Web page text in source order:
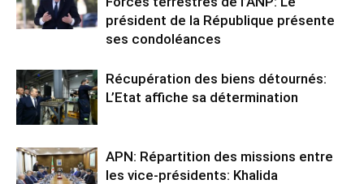
président de la République présente
ses condoléances
Récupération des biens détournés:
L’Etat affiche sa détermination
APN: Répartition des missions entre
les vice-présidents: Khalida